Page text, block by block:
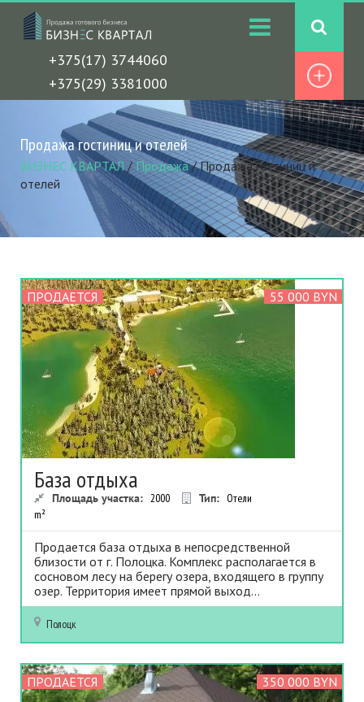
+375(17) 3744060
+375(29) 3381000
Продажа гостиниц и отелей
БИЗНЕС КВАРТАЛ/Продажа/Продажа гостиниц и
отелей
ПРОДАЕТСЯ 55 000 BYN
База отдыха
Площадь участка: 2000
m²
Тип: Отели
Продается база отдыха в непосредственной
близости от г. Полоцка. Комплекс располагается в
сосновом лесу на берегу озера, входящего в группу
озер. Территория имеет прямой выход...
Полоцк
ПРОДАЕТСЯ 350 000 BYN